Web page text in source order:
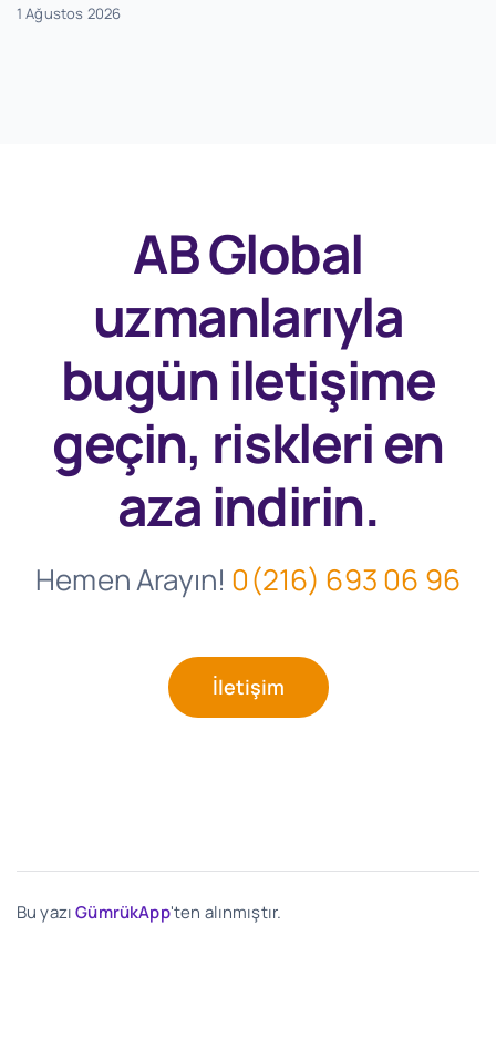
1 Ağustos 2026
AB Global
uzmanlarıyla
bugüniletişime
geçin, riskleri en
aza indirin.
Hemen Arayın! 0(216) 693 06 96
İletişim
Bu yazıGümrükApp'ten alınmıştır.